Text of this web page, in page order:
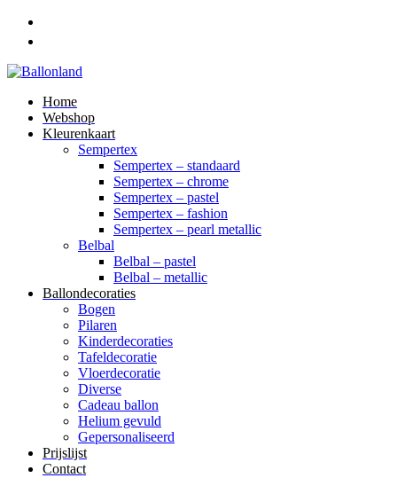
Home
Webshop
Kleurenkaart
Sempertex
Sempertex – standaard
Sempertex – chrome
Sempertex – pastel
Sempertex – fashion
Sempertex – pearl metallic
Belbal
Belbal – pastel
Belbal – metallic
Ballondecoraties
Bogen
Pilaren
Kinderdecoraties
Tafeldecoratie
Vloerdecoratie
Diverse
Cadeau ballon
Helium gevuld
Gepersonaliseerd
Prijslijst
Contact